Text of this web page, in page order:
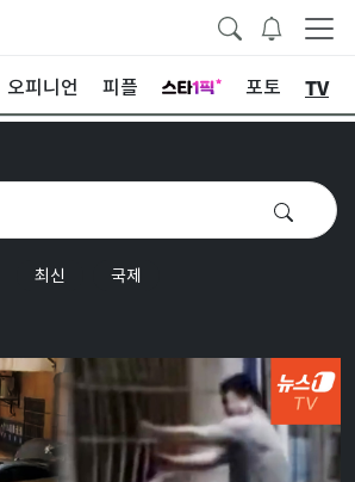
오피니언 피플 포토 TV
최신 국제